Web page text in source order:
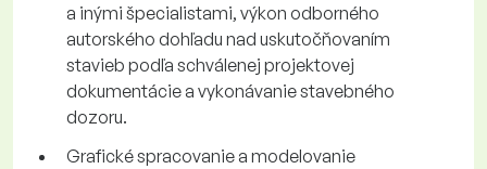
a inými špecialistami, výkon odborného
autorského dohľadu nad uskutočňovaním
stavieb podľa schválenej projektovej
dokumentácie a vykonávanie stavebného
dozoru.
Grafické spracovanie a modelovanie